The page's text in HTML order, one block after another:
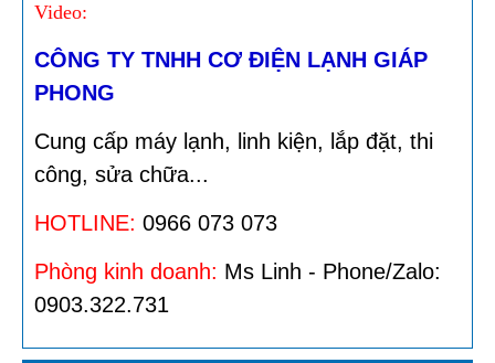
Video:
CÔNG TY TNHH CƠ ĐIỆN LẠNH GIÁP
PHONG
Cung cấp máy lạnh, linh kiện, lắp đặt, thi
công, sửa chữa...
HOTLINE: 0966 073 073
Phòng kinh doanh: Ms Linh - Phone/Zalo:
0903.322.731